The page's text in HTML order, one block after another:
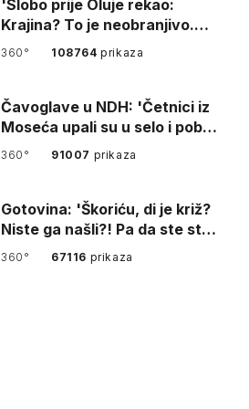
'Slobo prije Oluje rekao:
Krajina? To je neobranjivo.
Tuđmana zvao Krivousti'
360° 108764prikaza
Čavoglave u NDH: 'Četnici iz
Moseća upali su u selo i pobili
obitelj Perković'
360° 91007 prikaza
Gotovina: 'Škoriću, di je križ?
Niste ga našli?! Pa da ste stali
i pitali fratr…
360° 67116 prikaza